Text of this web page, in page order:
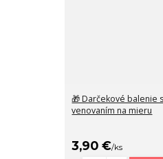
🎁 Darčekové balenie
venovaním na mieru
3,90 €/ks